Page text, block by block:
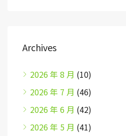
Archives
2026 年 8 月 (10)
2026 年 7 月 (46)
2026 年 6 月 (42)
2026 年 5 月 (41)